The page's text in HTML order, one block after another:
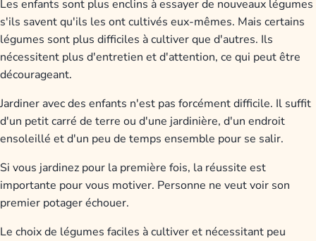
Les enfants sont plus enclins à essayer de nouveaux légumes
s'ils savent qu'ils les ont cultivés eux-mêmes. Mais certains
légumes sont plus difficiles à cultiver que d'autres. Ils
nécessitent plus d'entretien et d'attention, ce qui peut être
décourageant.
Jardiner avec des enfants n'est pas forcément difficile. Il suffit
d'un petit carré de terre ou d'une jardinière, d'un endroit
ensoleillé et d'un peu de temps ensemble pour se salir.
Si vous jardinez pour la première fois, la réussite est
importante pour vous motiver. Personne ne veut voir son
premier potager échouer.
Le choix de légumes faciles à cultiver et nécessitant peu